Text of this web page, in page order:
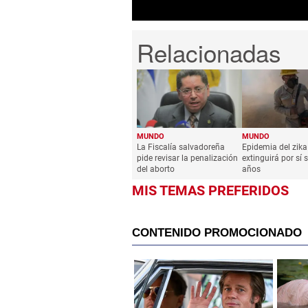
MUNDO
La Fiscalía salvadoreña
pide revisar la penalización
del aborto
MUNDO
Epidemia del
extinguirá por sí
años
MIS TEMAS PREFERIDOS